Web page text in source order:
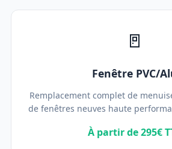
🚪
Fenêtre PVC/
Remplacement complet de
de fenêtres neuves haute
À partir de 295€